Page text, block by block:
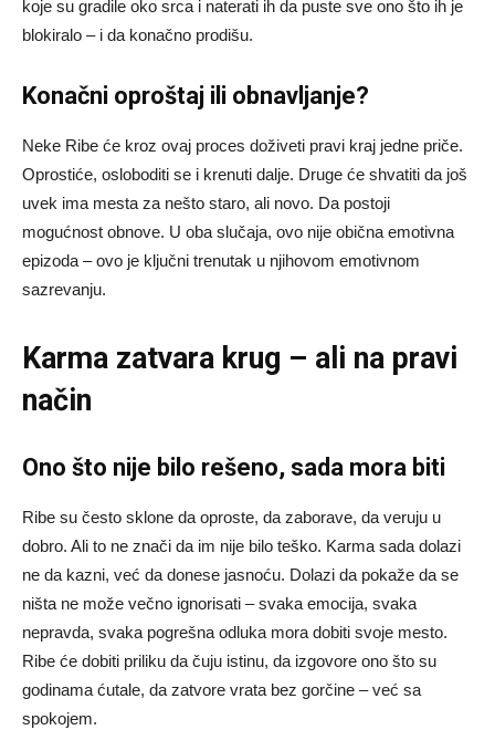
koje su gradile oko srca i naterati ih da puste sve ono što ih je
blokiralo – i da konačno prodišu.
Konačni oproštaj ili obnavljanje?
Neke Ribe će kroz ovaj proces doživeti pravi kraj jedne priče.
Oprostiće, osloboditi se i krenuti dalje. Druge će shvatiti da još
uvek ima mesta za nešto staro, ali novo. Da postoji
mogućnost obnove. U oba slučaja, ovo nije obična emotivna
epizoda – ovo je ključni trenutak u njihovom emotivnom
sazrevanju.
Karma zatvara krug – ali na pravi
način
Ono što nije bilo rešeno, sada mora biti
Ribe su često sklone da oproste, da zaborave, da veruju u
dobro. Ali to ne znači da im nije bilo teško. Karma sada dolazi
ne da kazni, već da donese jasnoću. Dolazi da pokaže da se
ništa ne može večno ignorisati – svaka emocija, svaka
nepravda, svaka pogrešna odluka mora dobiti svoje mesto.
Ribe će dobiti priliku da čuju istinu, da izgovore ono što su
godinama ćutale, da zatvore vrata bez gorčine – već sa
spokojem.